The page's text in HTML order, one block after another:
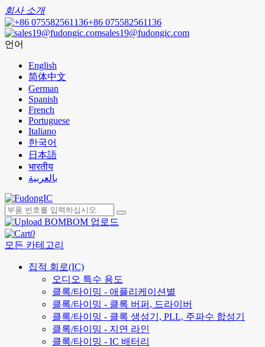
회사 소개
+86 075582561136
sales19@fudongic.com
언어
English
简体中文
German
Spanish
French
Portuguese
Italiano
한국어
日本語
भारतीय
بالعربية
BOM 업로드
0
모든 카테고리
집적 회로(IC)
오디오 특수 용도
클록/타이밍 - 애플리케이션별
클록/타이밍 - 클록 버퍼, 드라이버
클록/타이밍 - 클록 생성기, PLL, 주파수 합성기
클록/타이밍 - 지연 라인
클록/타이밍 - IC 배터리